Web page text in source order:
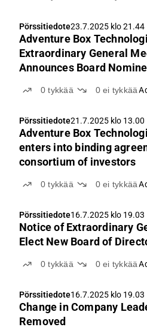
Pörssitiedote23.7.2025 klo 21.44
Adventure Box
Extraordinary General
Announces Board
0tykkää 0ei tykkää
Pörssitiedote21.7.2025 klo 13.00
Adventure Box
enters into binding
consortium of investors
0tykkää 0ei tykkää
Pörssitiedote16.7.2025 klo 19.03
Notice of Extraordinary
Elect New Board of
0tykkää 0ei tykkää
Pörssitiedote16.7.2025 klo 19.03
Change in Company
Removed